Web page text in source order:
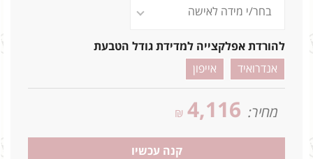
להורדת אפלקצייה למדידת גודל הטבעת
אנדרואיד
אייפון
מחיר: 4,116
₪
קנה עכשיו